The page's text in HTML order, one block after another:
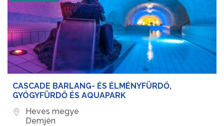
CASCADE BARLANG- ÉS ÉLMÉNYFÜRDŐ,
GYÓGYFÜRDŐ ÉS AQUAPARK
Heves megye
Demjén